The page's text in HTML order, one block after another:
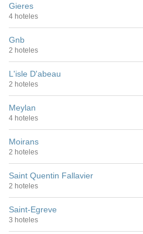
Gieres
4 hoteles
Gnb
2 hoteles
L'isle D'abeau
2 hoteles
Meylan
4 hoteles
Moirans
2 hoteles
Saint Quentin Fallavier
2 hoteles
Saint-Egreve
3 hoteles